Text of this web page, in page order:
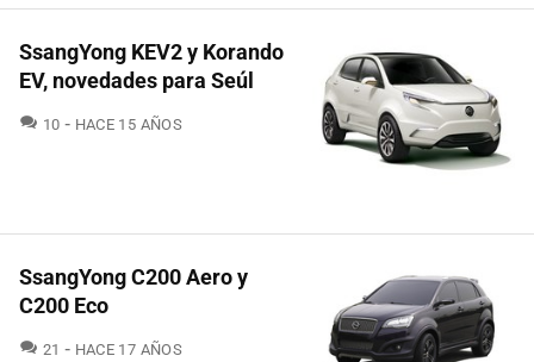
SsangYong KEV2 y Korando
EV, novedades para Seúl
10 COMENTARIOS
HACE 15 AÑOS
SsangYong C200 Aero y
C200 Eco
21 COMENTARIOS
HACE 17 AÑOS